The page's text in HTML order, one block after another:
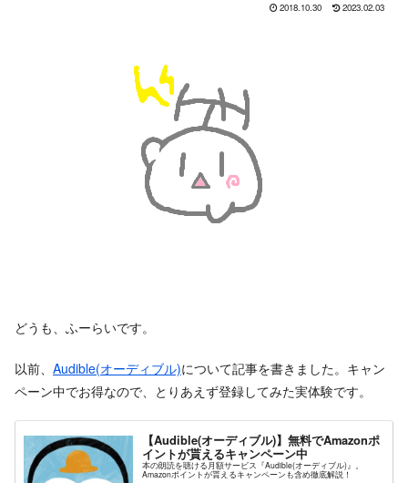
2018.10.30 2023.02.03
どうも、ふーらいです。
以前、 Audible(オーディブル)について記事を書きました。キャン
ペーン中でお得なので、とりあえず登録してみた実体験です。
【Audible(オーディブル)】無料でAmazonポ
イントが貰えるキャンペーン中
本の朗読を聴ける月額サービス『Audible(オーディブル)』。
Amazonポイントが貰えるキャンペーンも含め徹底解説！